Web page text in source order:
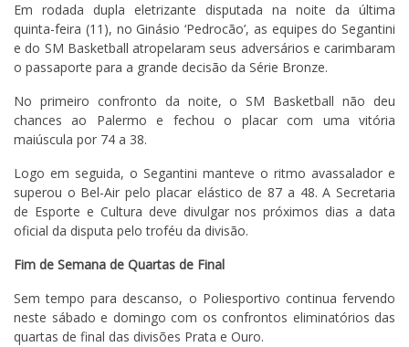
Em rodada dupla eletrizante disputada na noite da última
quinta-feira (11), no Ginásio ‘Pedrocão’, as equipes do Segantini
e do SM Basketball atropelaram seus adversários e carimbaram
o passaporte para a grande decisão da Série Bronze.
No primeiro confronto da noite, o SM Basketball não deu
chances ao Palermo e fechou o placar com uma vitória
maiúscula por 74 a 38.
Logo em seguida, o Segantini manteve o ritmo avassalador e
superou o Bel-Air pelo placar elástico de 87 a 48. A Secretaria
de Esporte e Cultura deve divulgar nos próximos dias a data
oficial da disputa pelo troféu da divisão.
Fim de Semana de Quartas de Final
Sem tempo para descanso, o Poliesportivo continua fervendo
neste sábado e domingo com os confrontos eliminatórios das
quartas de final das divisões Prata e Ouro.